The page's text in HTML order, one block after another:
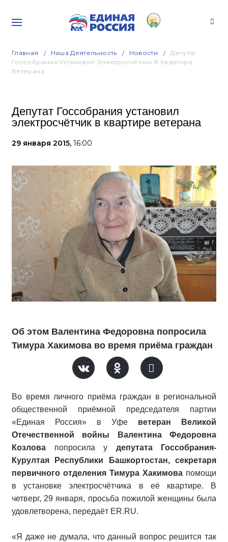
Главная Наша Деятельность Новости
Депутат
Госсобрания Установил Электросчётчик В Квартире
Ветерана
Депутат Госсобрания установил
электросчётчик в квартире ветерана
29 января 2015, 16:00
Об этом Валентина Федоровна попросила
Тимура Хакимова во время приёма граждан
Во время личного приёма граждан в региональной
общественной приёмной председателя партии
«Единая Россия» в Уфе ветеран Великой
Отечественной войны Валентина Федоровна
Козлова попросила у депутата Госсобрания-
Курултая Республики Башкортостан, секретаря
первичного отделения Тимура Хакимова помощи
в установке электросчётчика в её квартире. В
четверг, 29 января, просьба пожилой женщины была
удовлетворена, передаёт ER.RU.
«Я даже не думала, что данный вопрос решится так